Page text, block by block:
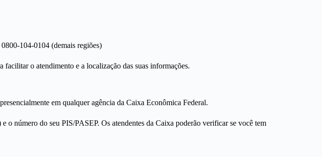
104-0104 (demais regiões)
o atendimento e a localização das suas informações.
em qualquer agência da Caixa Econômica Federal.
o número do seu PIS/PASEP. Os atendentes da Caixa poderão verificar se você tem